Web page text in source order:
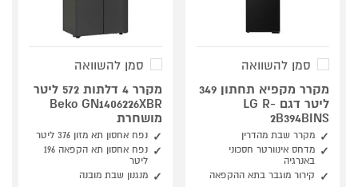
סמן להשוואה
מקרר מקפיא תחתון 349
ליטר דגם LG R-
2B394BINS
מקרר שבת מהדרין
מדחס אינוורטר חסכוני
באנרגיה
קירור מוגבר בתא ההקפאה
סמן להשוואה
מקרר 4 דלתות 572 ליטר
Beko GN1406226XBR
מושחרת
נפח אחסון תא מזון 376 ליטר
נפח אחסון תא הקפאה 196
ליטר
מנגנון שבת מובנה